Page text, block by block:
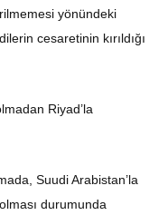
yönündeki
cesaretinin kırıldığı
Riyad’la
Suudi Arabistan’la
durumunda